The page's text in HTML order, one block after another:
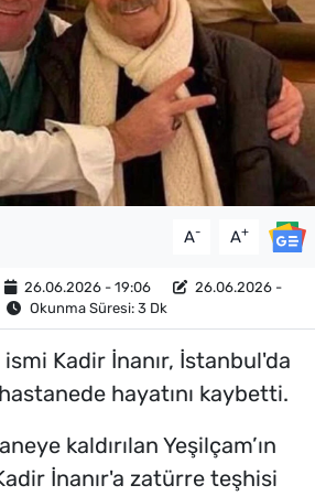
A- A+
26.06.2026 - 19:06
26.06.2026 -
Okunma Süresi: 3 Dk
ismi Kadir İnanır, İstanbul'da
hayatını kaybetti.
kaldırılan Yeşilçam’ın
İnanır'a zatürre teşhisi